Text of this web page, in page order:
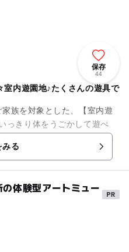
保存
44
室内遊園地♪たくさんの遊具で
族を対象とした、【室内遊
ず熱中して楽しめる、おま
みる
体験型アートミュー